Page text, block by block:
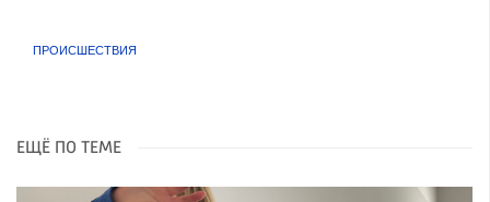
ПРОИСШЕСТВИЯ
ЕЩЁ ПО ТЕМЕ